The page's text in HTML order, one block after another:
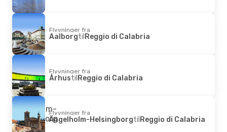
Flyvninger fra
AalborgtilReggio di Calabria
Flyvninger fra
ÅrhustilReggio di Calabria
Flyvninger fra
Ängelholm-HelsingborgtilReggio di Calabria